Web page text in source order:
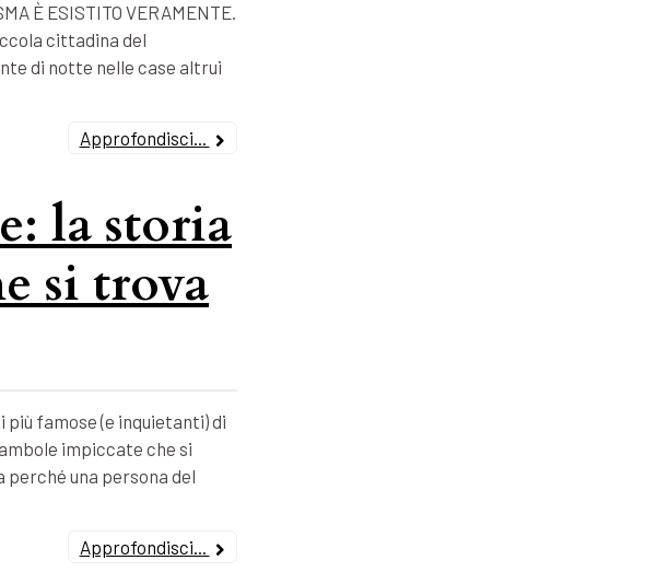
È ESISTITO VERAMENTE.
cittadina del
di notte nelle case altrui
Approfondisci...
la storia
si trova
famose (e inquietanti) di
impiccate che si
perché una persona del
Approfondisci...